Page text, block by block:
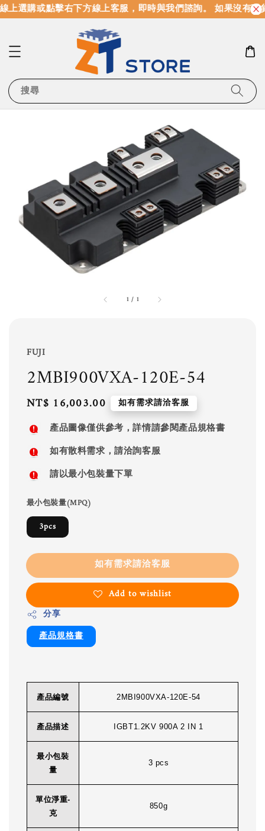
選購或點擊右下方線上客服，即時與我們諮詢。 如果沒有現
搜尋
1 / 1
FUJI
2MBI900VXA-120E-54
Regular
price
NT$ 16,003.00 如有需求請洽客服
產品圖像僅供參考，詳情請參閱產品規格書
如有散料需求，請洽詢客服
請以最小包裝量下單
最小包裝量(MPQ)
3pcs
如有需求請洽客服
Add to wishlist
分享
產品規格書
產品編號 2MBI900VXA-120E-54
產品描述 IGBT1.2KV 900A 2 IN 1
最小包裝
量
3 pcs
單位淨重-
克
850g